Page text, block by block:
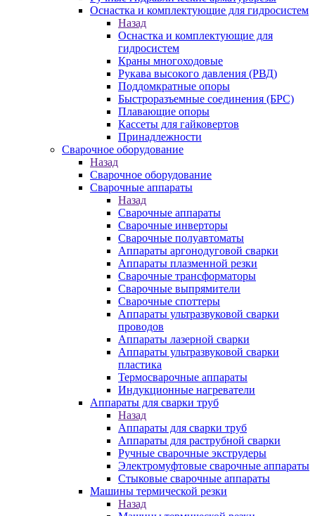
Оснастка и комплектующие для гидросистем
Назад
Оснастка и комплектующие для
гидросистем
Краны многоходовые
Рукава высокого давления (РВД)
Поддомкратные опоры
Быстроразъемные соединения (БРС)
Плавающие опоры
Кассеты для гайковертов
Принадлежности
Сварочное оборудование
Назад
Сварочное оборудование
Сварочные аппараты
Назад
Сварочные аппараты
Сварочные инверторы
Сварочные полуавтоматы
Аппараты аргонодуговой сварки
Аппараты плазменной резки
Сварочные трансформаторы
Сварочные выпрямители
Сварочные споттеры
Аппараты ультразвуковой сварки
проводов
Аппараты лазерной сварки
Аппараты ультразвуковой сварки
пластика
Термосварочные аппараты
Индукционные нагреватели
Аппараты для сварки труб
Назад
Аппараты для сварки труб
Аппараты для раструбной сварки
Ручные сварочные экструдеры
Электромуфтовые сварочные аппараты
Стыковые сварочные аппараты
Машины термической резки
Назад